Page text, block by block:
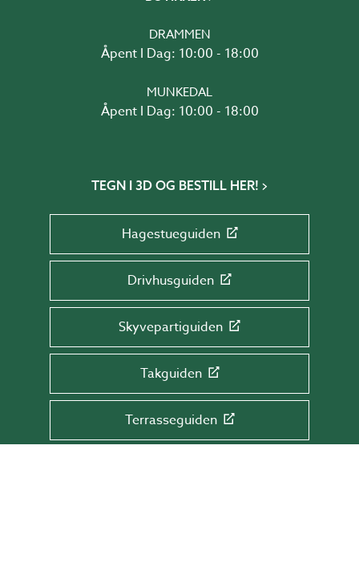
DRAMMEN
Åpent I Dag: 10:00 - 18:00
MUNKEDAL
Åpent I Dag: 10:00 - 18:00
TEGN I 3D OG BESTILL HER!
Hagestueguiden
Drivhusguiden
Skyvepartiguiden
Takguiden
Terrasseguiden